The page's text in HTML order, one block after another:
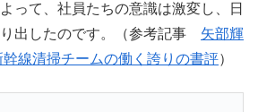
って、社員たちの意識は激変し、日
出したのです。（参考記事 矢部輝
線清掃チームの働く誇りの書評）